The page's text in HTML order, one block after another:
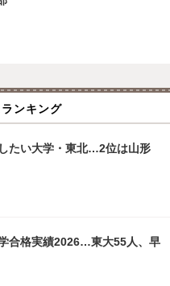
ンキング
たい大学・東北…2位は山形
合格実績2026…東大55人、早